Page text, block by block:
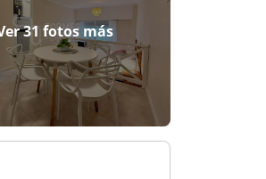
31 fotos más